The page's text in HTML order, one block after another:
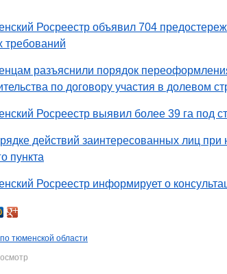
Росреестр объявил 704
требований
разъяснили порядок
по договору участия в долевом
Росреестр выявил более 39 га под
действий заинтересованных лиц при
пункта
Росреестр информирует о
тюменской области